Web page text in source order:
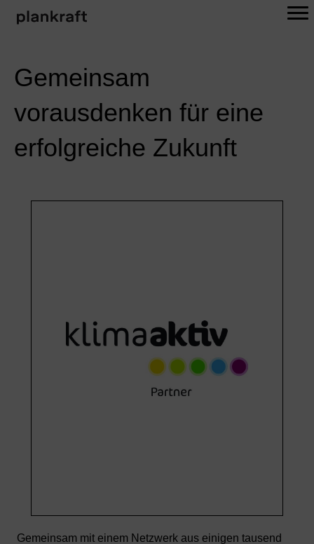
Gemeinsam
vorausdenken für eine
erfolgreiche Zukunft
Gemeinsam mit einem Netzwerk aus einigen tausend